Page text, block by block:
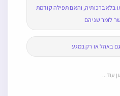
בלא ברכותיה, והאם תפילה קודמת
לומר שניהם
באהל או רק במגע
עוד...